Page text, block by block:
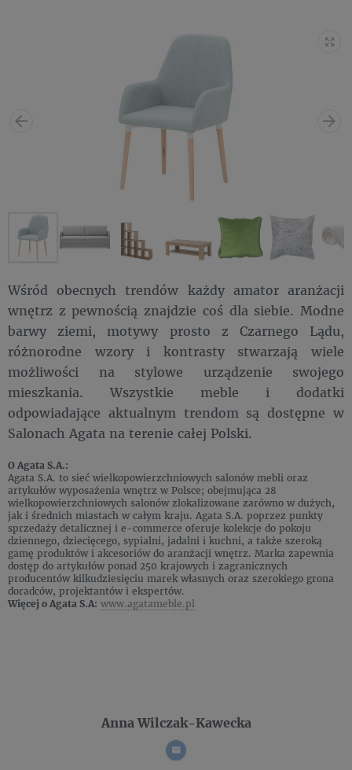
Wśród obecnych trendów każdy amator aranżacji
wnętrz z pewnością znajdzie coś dla siebie. Modne
barwy ziemi, motywy prosto z Czarnego Lądu,
różnorodne wzory i kontrasty stwarzają wiele
możliwości na stylowe urządzenie swojego
mieszkania. Wszystkie meble i dodatki
odpowiadające aktualnym trendom są dostępne w
Salonach Agata na terenie całej Polski.
O Agata S.A.:
Agata S.A. to sieć wielkopowierzchniowych salonów mebli oraz
artykułów wyposażenia wnętrz w Polsce; obejmująca 28
wielkopowierzchniowych salonów zlokalizowane zarówno w dużych,
jak i średnich miastach w całym kraju. Agata S.A. poprzez punkty
sprzedaży detalicznej i e-commerce oferuje kolekcje do pokoju
dziennego, dziecięcego, sypialni, jadalni i kuchni, a także szeroką
gamę produktów i akcesoriów do aranżacji wnętrz. Marka zapewnia
dostęp do artykułów ponad 250 krajowych i zagranicznych
producentów kilkudziesięciu marek własnych oraz szerokiego grona
doradców, projektantów i ekspertów.
Więcej o Agata S.A: www.agatameble.pl
Anna Wilczak-Kawecka